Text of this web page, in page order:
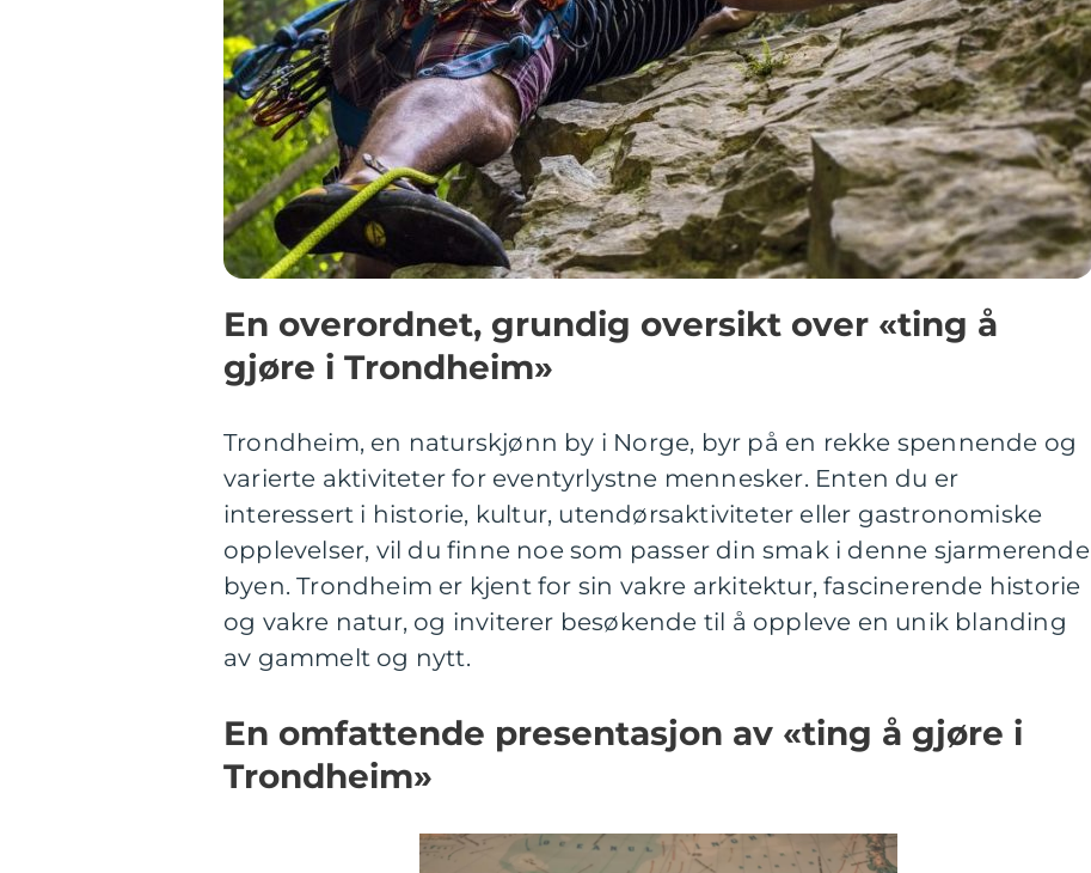
En overordnet, grundig oversikt over «ting å
gjøre i Trondheim»
Trondheim, en naturskjønn by i Norge, byr på en rekke spennende og
varierte aktiviteter for eventyrlystne mennesker. Enten du er
interessert i historie, kultur, utendørsaktiviteter eller gastronomiske
opplevelser, vil du finne noe som passer din smak i denne sjarmerende
byen. Trondheim er kjent for sin vakre arkitektur, fascinerende historie
og vakre natur, og inviterer besøkende til å oppleve en unik blanding
av gammelt og nytt.
En omfattende presentasjon av «ting å gjøre i
Trondheim»